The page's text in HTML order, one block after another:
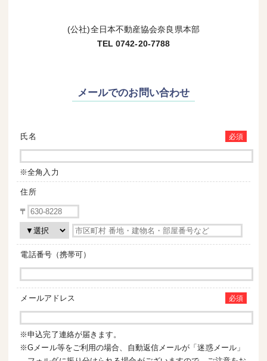
(公社)全日本不動産協会奈良県本部
TEL 0742-20-7788
メールでのお問い合わせ
氏名 必須
※全角入力
住所
〒
電話番号（携帯可）
メールアドレス 必須
※申込完了連絡が届きます。
※Gメール等をご利用の場合、自動返信メールが「迷惑メール」